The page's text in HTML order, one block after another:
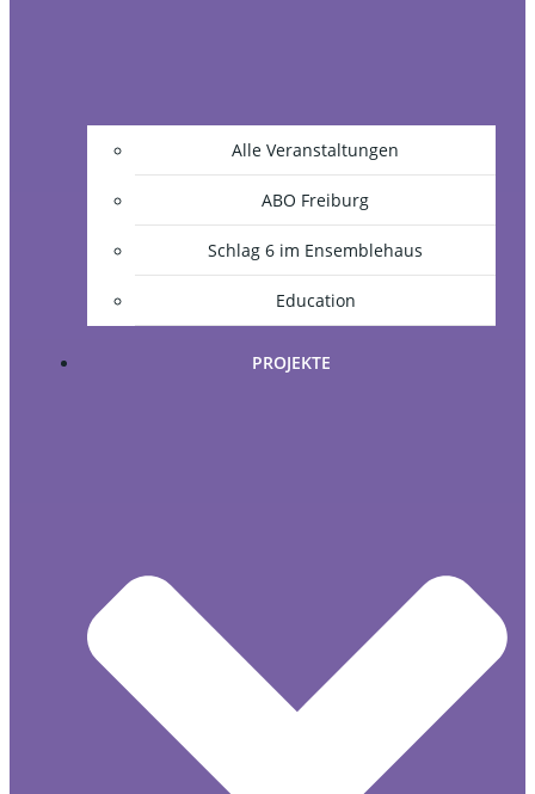
Alle Veranstaltungen
ABO Freiburg
Schlag 6 im Ensemblehaus
Education
PROJEKTE